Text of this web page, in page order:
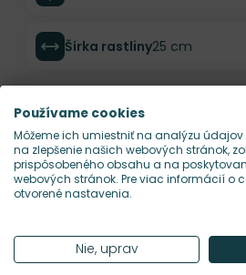
Šírka rastliny25 cm
Hustota výsadby15 ks/m²
Popis
Používame cookies
Môžeme ich umiestniť na analýzu
na zlepšenie našich webových stránok,
prispôsobeného obsahu a na
webových stránok. Pre viac informácií o
otvorené nastavenia.
Nie, uprav